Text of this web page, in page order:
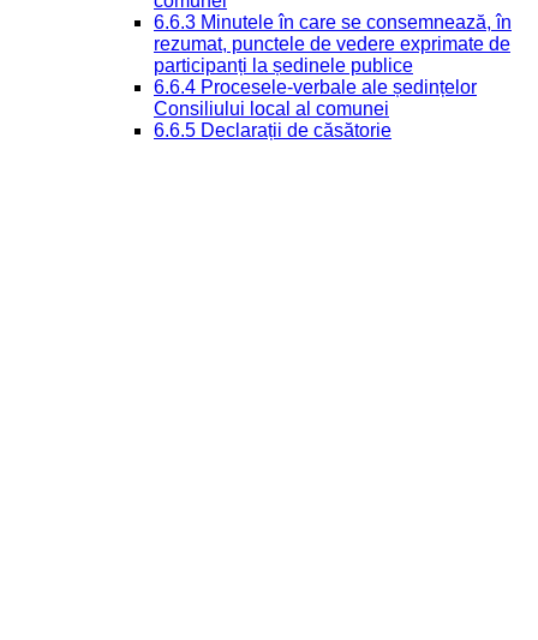
6.6.3 Minutele în care se consemnează, în
rezumat, punctele de vedere exprimate de
participanți la ședinele publice
6.6.4 Procesele-verbale ale ședințelor
Consiliului local al comunei
6.6.5 Declarații de căsătorie